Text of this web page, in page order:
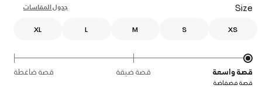
Size جدول المقاسات
XS
S
M
L
XL
قصة واسعة قصة ضيقة قصة ضاغطة
قصة فضفاضة